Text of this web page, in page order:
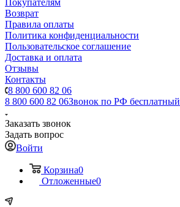
Покупателям
Возврат
Правила оплаты
Политика конфиденциальности
Пользовательское соглашение
Доставка и оплата
Отзывы
Контакты
8 800 600 82 06
8 800 600 82 06Звонок по РФ бесплатный
Заказать звонок
Задать вопрос
Войти
Корзина0
Отложенные0